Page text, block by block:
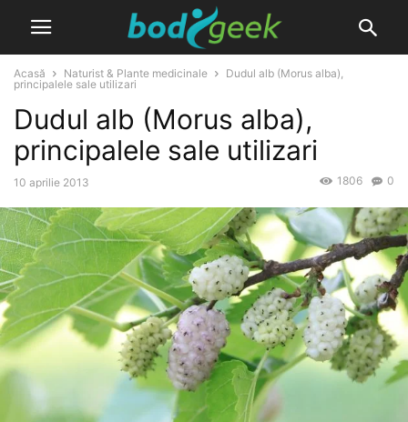
Acasă Naturist & Plante medicinale
Dudul alb (Morus alba),
principalele sale utilizari
Dudul alb (Morus alba),
principalele sale utilizari
10 aprilie 2013 0
1806